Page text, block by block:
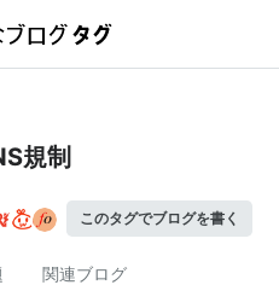
規制
このタグでブログを書く
関連ブログ